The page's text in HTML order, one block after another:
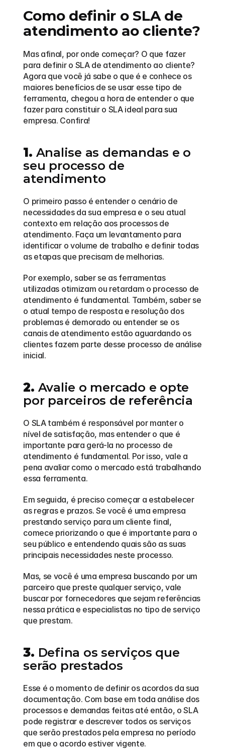
Como definir o SLA de
atendimento ao cliente?
Mas afinal, por onde começar? O que fazer
para definir o SLA de atendimento ao cliente?
Agora que você já sabe o que é e conhece os
maiores benefícios de se usar esse tipo de
ferramenta, chegou a hora de entender o que
fazer para constituir o SLA ideal para sua
empresa. Confira!
1. Analise as demandas e o
seu processo de
atendimento
O primeiro passo é entender o cenário de
necessidades da sua empresa e o seu atual
contexto em relação aos processos de
atendimento. Faça um levantamento para
identificar o volume de trabalho e definir todas
as etapas que precisam de melhorias.
Por exemplo, saber se as ferramentas
utilizadas otimizam ou retardam o processo de
atendimento é fundamental. Também, saber se
o atual tempo de resposta e resolução dos
problemas é demorado ou entender se os
canais de atendimento estão aguardando os
clientes fazem parte desse processo de análise
inicial.
2. Avalie o mercado e opte
por parceiros de referência
O SLA também é responsável por manter o
nível de satisfação, mas entender o que é
importante para gerá-la no processo de
atendimento é fundamental. Por isso, vale a
pena avaliar como o mercado está trabalhando
essa ferramenta.
Em seguida, é preciso começar a estabelecer
as regras e prazos. Se você é uma empresa
prestando serviço para um cliente final,
comece priorizando o que é importante para o
seu público e entendendo quais são as suas
principais necessidades neste processo.
Mas, se você é uma empresa buscando por um
parceiro que preste qualquer serviço, vale
buscar por fornecedores que sejam referências
nessa prática e especialistas no tipo de serviço
que prestam.
3. Defina os serviços que
serão prestados
Esse é o momento de definir os acordos da sua
documentação. Com base em toda análise dos
processos e demandas feitas até então, o SLA
pode registrar e descrever todos os serviços
que serão prestados pela empresa no período
em que o acordo estiver vigente.